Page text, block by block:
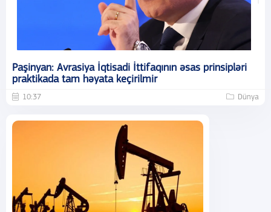
Paşinyan: Avrasiya İqtisadi İttifaqının əsas prinsipləri
praktikada tam həyata keçirilmir
10:37 Dünya